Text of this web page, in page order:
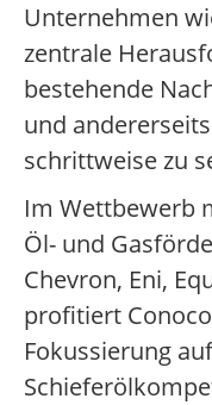
Unternehmen
zentrale
bestehende
und
schrittweise zu
Im Wettbewerb
Öl- und
Chevron, Eni,
profitiert
Fokussierung